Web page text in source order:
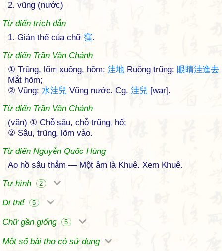
2. vũng (nước)
Từ điển trích dẫn
1. Giản thể của chữ 窪.
Từ điển Trần Văn Chánh
① Trũng, lõm xuống, hõm: 洼地 Ruộng trũng: 眼睛洼進去
Mắt hõm;
② Vũng: 水洼兒 Vũng nước. Cg. 洼兒 [war].
Từ điển Trần Văn Chánh
(văn) ① Chỗ sâu, chỗ trũng, hố;
② Sâu, trũng, lõm vào.
Từ điển Nguyễn Quốc Hùng
Ao hồ sâu thẳm — Một âm là Khuê. Xem Khuê.
Tự hình
2
Dị thể 5
Chữ gần giống 5
Một số bài thơ có sử dụng